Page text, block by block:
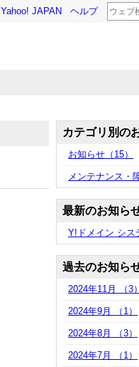
Yahoo! JAPAN ヘルプ
カテゴリ別の
お知らせ （15）
メンテナンス・
最新のお知ら
Y!ドメイン シス
過去のお知ら
2024年11月 （3）
2024年9月 （1）
2024年8月 （3）
2024年7月 （1）